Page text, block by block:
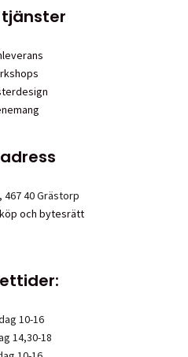
467 40 Grästorp
och bytesrätt
10-16
14,30-18